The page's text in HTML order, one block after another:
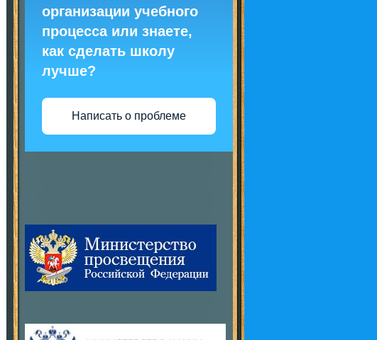
организации учебного
процесса или знаете,
как сделать школу
лучше?
Написать о проблеме